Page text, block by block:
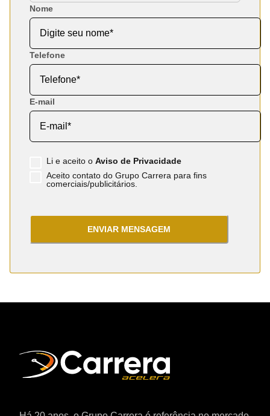
Nome
Telefone
E-mail
Li e aceito o Aviso de Privacidade
Aceito contato do Grupo Carrera para fins
comerciais/publicitários.
ENVIAR MENSAGEM